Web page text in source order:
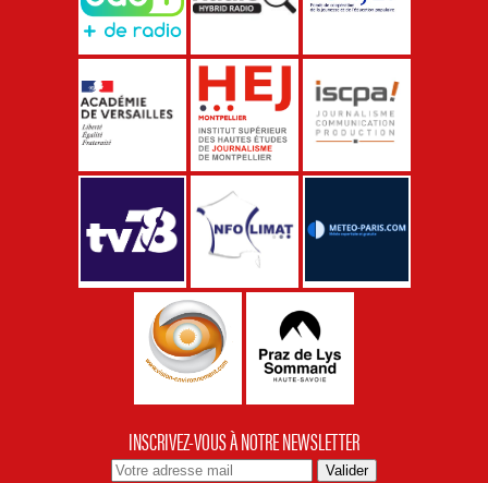
INSCRIVEZ-VOUS À NOTRE NEWSLETTER